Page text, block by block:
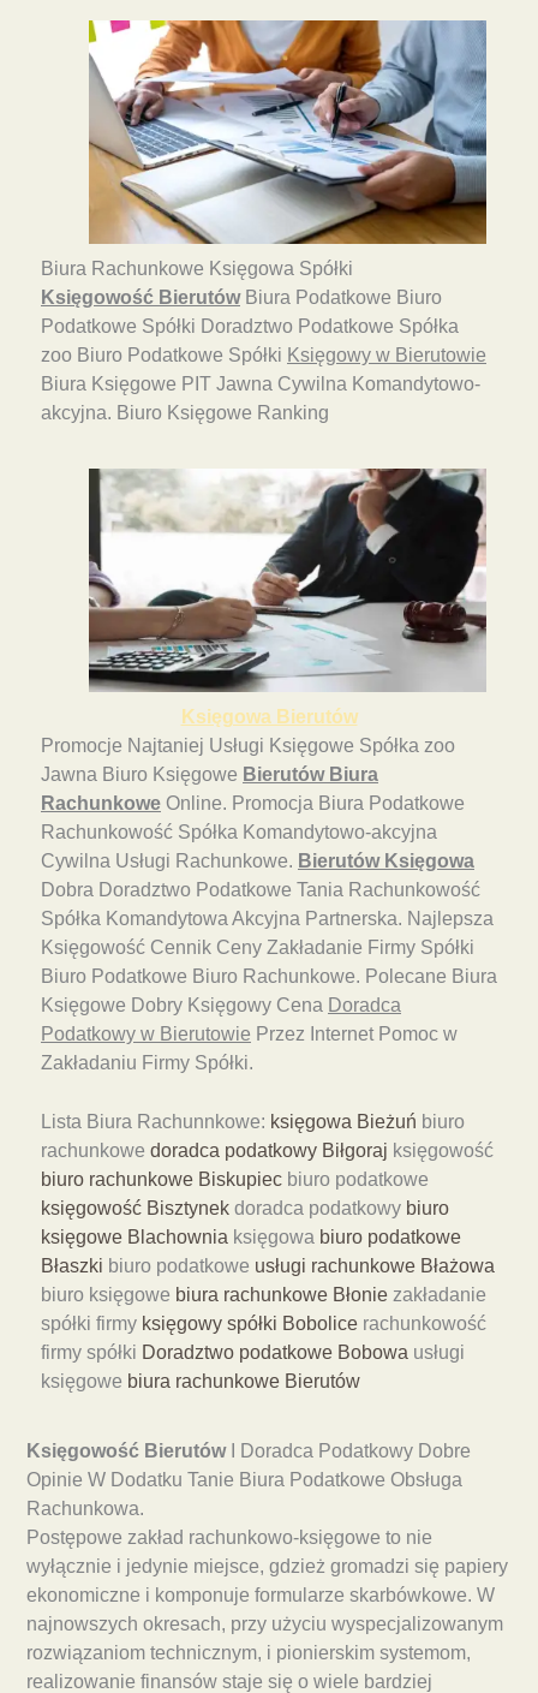
Biura Rachunkowe Księgowa Spółki
Księgowość BierutówBiura Podatkowe Biuro
Podatkowe Spółki Doradztwo Podatkowe Spółka
zoo Biuro Podatkowe Spółki Księgowy w Bierutowie
Biura Księgowe PIT Jawna Cywilna Komandytowo-
akcyjna. Biuro Księgowe Ranking
Księgowa Bierutów
Promocje Najtaniej Usługi Księgowe Spółka zoo
Jawna Biuro Księgowe Bierutów Biura
Rachunkowe Online. Promocja Biura Podatkowe
Rachunkowość Spółka Komandytowo-akcyjna
Cywilna Usługi Rachunkowe. Bierutów Księgowa
Dobra Doradztwo Podatkowe Tania Rachunkowość
Spółka Komandytowa Akcyjna Partnerska. Najlepsza
Księgowość Cennik Ceny Zakładanie Firmy Spółki
Biuro Podatkowe Biuro Rachunkowe. Polecane Biura
Księgowe Dobry Księgowy Cena Doradca
Podatkowy w Bierutowie Przez Internet Pomoc w
Zakładaniu Firmy Spółki.
Lista Biura Rachunnkowe: księgowa Bieżuń biuro
rachunkowe doradca podatkowy Biłgoraj księgowość
biuro rachunkowe Biskupiec biuro podatkowe
księgowość Bisztynek doradca podatkowy biuro
księgowe Blachownia księgowa biuro podatkowe
Błaszki biuro podatkowe usługi rachunkowe Błażowa
biuro księgowe biura rachunkowe Błonie zakładanie
spółki firmy księgowy spółki Bobolice rachunkowość
firmy spółki Doradztwo podatkowe Bobowa usługi
księgowe biura rachunkowe Bierutów
Księgowość BierutówI Doradca Podatkowy Dobre
Opinie W Dodatku Tanie Biura Podatkowe Obsługa
Rachunkowa.
Postępowe zakład rachunkowo-księgowe to nie
wyłącznie i jedynie miejsce, gdzież gromadzi się papiery
ekonomiczne i komponuje formularze skarbówkowe. W
najnowszych okresach, przy użyciu wyspecjalizowanym
rozwiązaniom technicznym, i pionierskim systemom,
realizowanie finansów staje się o wiele bardziej